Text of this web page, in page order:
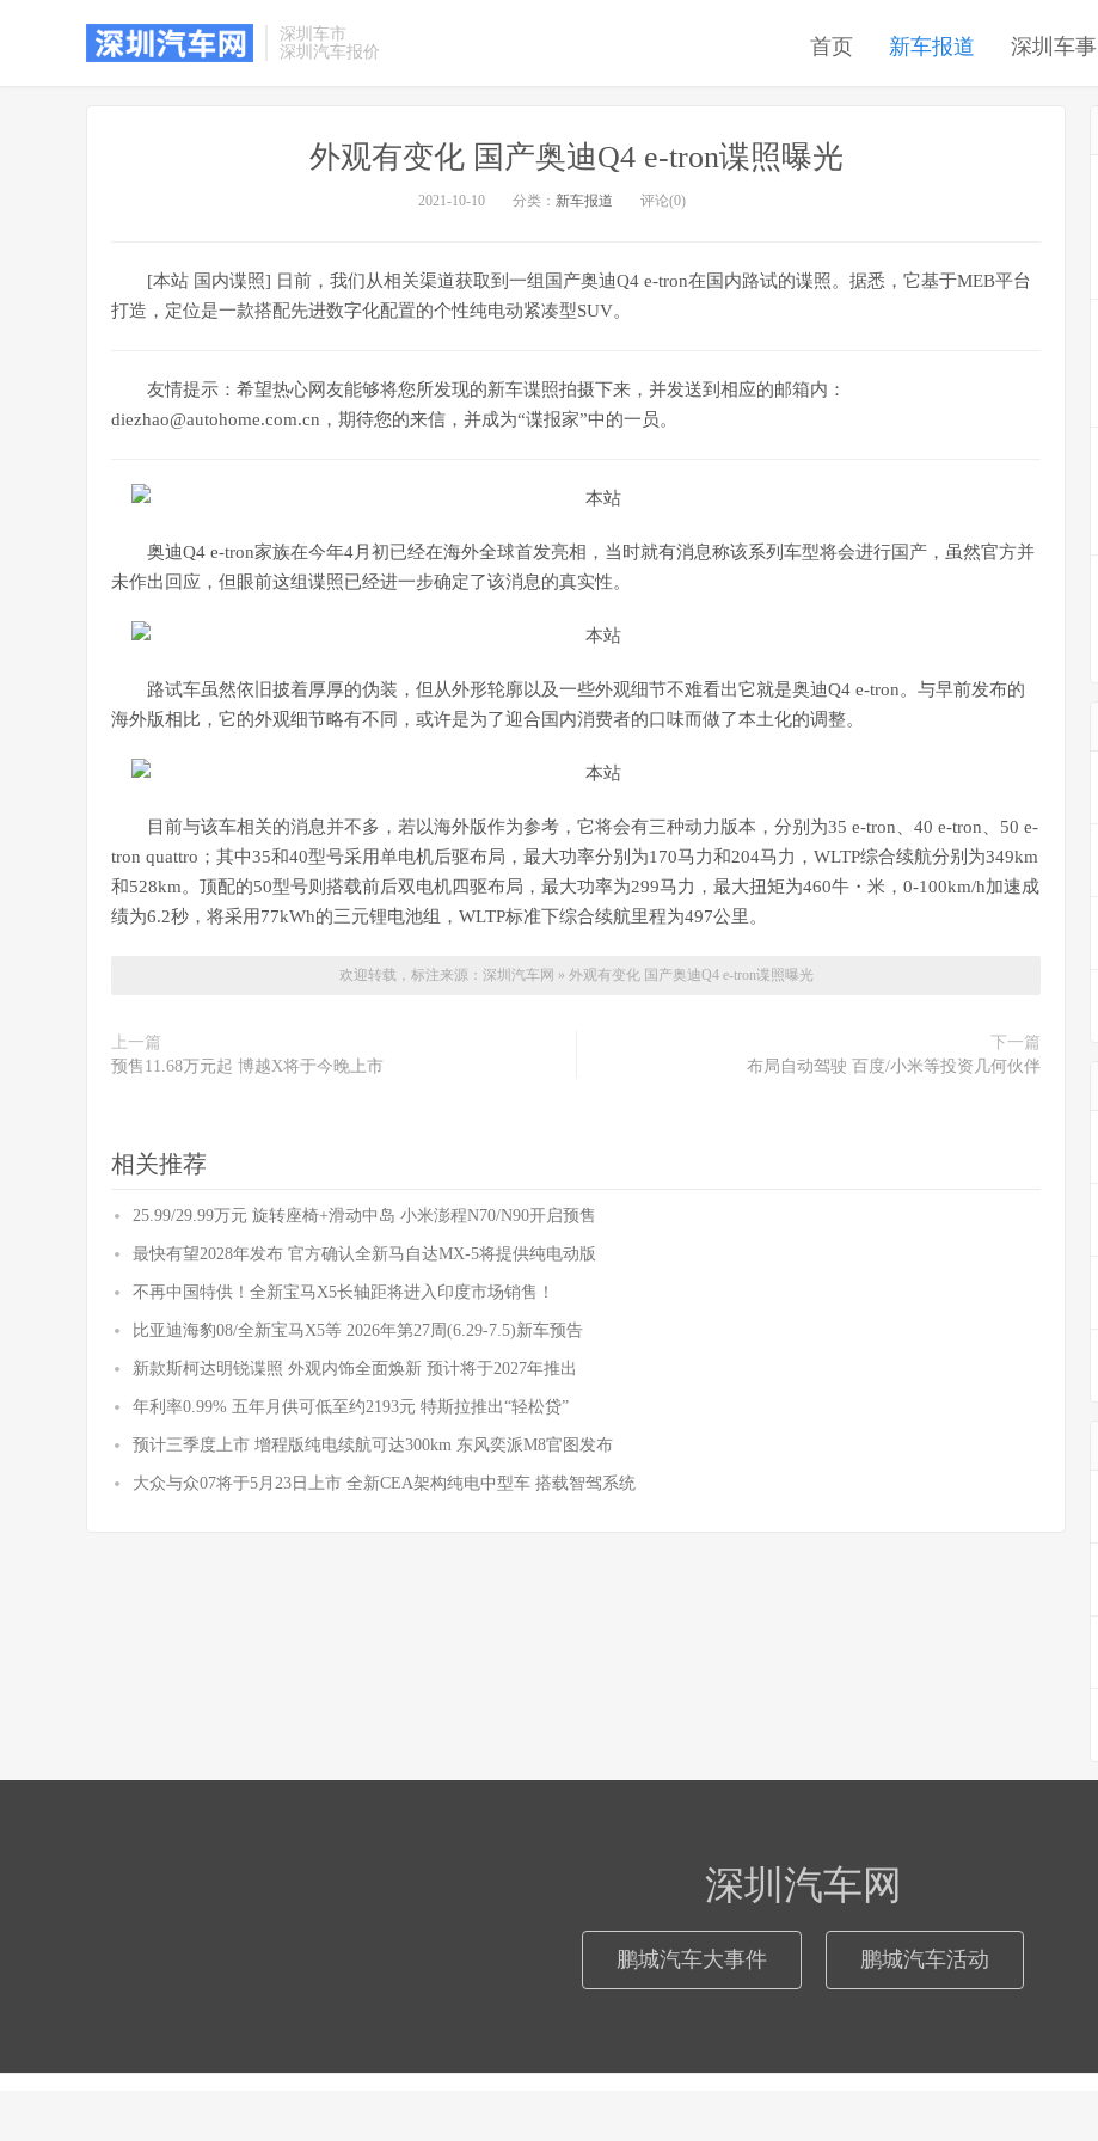
深圳车市
深圳汽车报价
首页 新车报道 深圳车事
外观有变化 国产奥迪Q4 e-tron谍照曝光
2021-10-10 分类： 新车报道 评论(0)
[本站 国内谍照] 日前，我们从相关渠道获取到一组国产奥迪Q4 e-tron在国内路试的谍照。据悉，它基于MEB平台
打造，定位是一款搭配先进数字化配置的个性纯电动紧凑型SUV。
友情提示：希望热心网友能够将您所发现的新车谍照拍摄下来，并发送到相应的邮箱内：
diezhao@autohome.com.cn，期待您的来信，并成为“谍报家”中的一员。
奥迪Q4 e-tron家族在今年4月初已经在海外全球首发亮相，当时就有消息称该系列车型将会进行国产，虽然官方并
未作出回应，但眼前这组谍照已经进一步确定了该消息的真实性。
路试车虽然依旧披着厚厚的伪装，但从外形轮廓以及一些外观细节不难看出它就是奥迪Q4 e-tron。与早前发布的
海外版相比，它的外观细节略有不同，或许是为了迎合国内消费者的口味而做了本土化的调整。
目前与该车相关的消息并不多，若以海外版作为参考，它将会有三种动力版本，分别为35 e-tron、40 e-tron、50 e-
tron quattro；其中35和40型号采用单电机后驱布局，最大功率分别为170马力和204马力，WLTP综合续航分别为349km
和528km。顶配的50型号则搭载前后双电机四驱布局，最大功率为299马力，最大扭矩为460牛・米，0-100km/h加速成
绩为6.2秒，将采用77kWh的三元锂电池组，WLTP标准下综合续航里程为497公里。
欢迎转载，标注来源： 深圳汽车网 » 外观有变化 国产奥迪Q4 e-tron谍照曝光
上一篇
预售11.68万元起 博越X将于今晚上市
下一篇
布局自动驾驶 百度/小米等投资几何伙伴
相关推荐
25.99/29.99万元 旋转座椅+滑动中岛 小米澎程N70/N90开启预售
最快有望2028年发布 官方确认全新马自达MX-5将提供纯电动版
不再中国特供！全新宝马X5长轴距将进入印度市场销售！
比亚迪海豹08/全新宝马X5等 2026年第27周(6.29-7.5)新车预告
新款斯柯达明锐谍照 外观内饰全面焕新 预计将于2027年推出
年利率0.99% 五年月供可低至约2193元 特斯拉推出“轻松贷”
预计三季度上市 增程版纯电续航可达300km 东风奕派M8官图发布
大众与众07将于5月23日上市 全新CEA架构纯电中型车 搭载智驾系统
深圳汽车网
鹏城汽车大事件 鹏城汽车活动